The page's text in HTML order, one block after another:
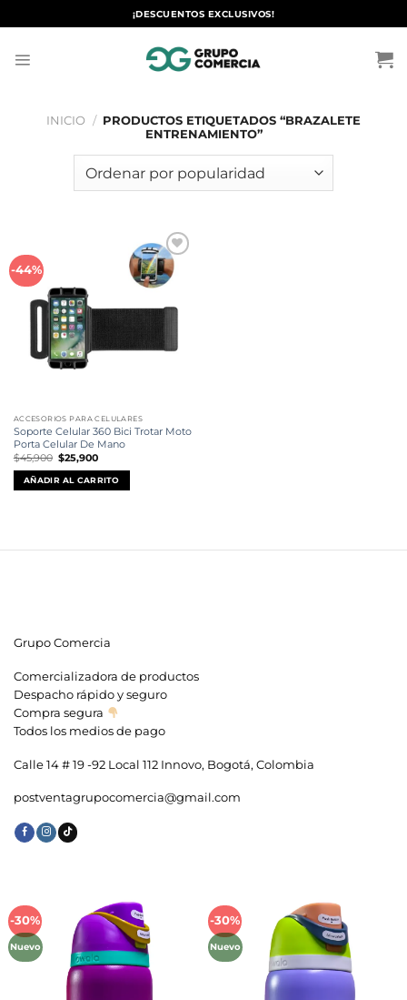
al
¡DESCUENTOS EXCLUSIVOS!
INICIO / PRODUCTOS ETIQUETADOS “BRAZALETE
ENTRENAMIENTO”
-44%
Añadir
a la
lista de
ACCESORIOS PARA CELULARES
Soporte Celular 360 Bici Trotar Moto
Porta Celular De Mano
$45,900 El
precio
original
era:
$45,900.
$25,900El
actual
es:
$25,900.
AÑADIR AL CARRITO
Grupo Comercia
Comercializadora de productos
Despacho rápido y seguro
Compra segura
Todos los medios de pago
Calle 14 # 19 -92 Local 112 Innovo, Bogotá, Colombia
postventagrupocomercia@gmail.com
-30%
Nuevo
Añadir
lista de
deseos
-30%
Nuevo
Añadir
lista de
deseos